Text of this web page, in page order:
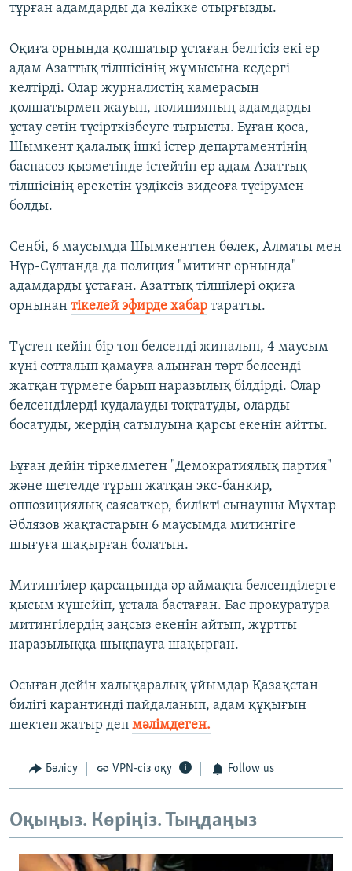
тұрған адамдарды да көлікке отырғызды.
Оқиға орнында қолшатыр ұстаған белгісіз екі ер
адам Азаттық тілшісінің жұмысына кедергі
келтірді. Олар журналистің камерасын
қолшатырмен жауып, полицияның адамдарды
ұстау сәтін түсірткізбеуге тырысты. Бұған қоса,
Шымкент қалалық ішкі істер департаментінің
баспасөз қызметінде істейтін ер адам Азаттық
тілшісінің әрекетін үздіксіз видеоға түсірумен
болды.
Сенбі, 6 маусымда Шымкенттен бөлек, Алматы мен
Нұр-Сұлтанда да полиция "митинг орнында"
адамдарды ұстаған. Азаттық тілшілері оқиға
орнынан тікелей эфирде хабар таратты.
Түстен кейін бір топ белсенді жиналып, 4 маусым
күні сотталып қамауға алынған төрт белсенді
жатқан түрмеге барып наразылық білдірді. Олар
белсенділерді қудалауды тоқтатуды, оларды
босатуды, жердің сатылуына қарсы екенін айтты.
Бұған дейін тіркелмеген "Демократиялық партия"
және шетелде тұрып жатқан экс-банкир,
оппозициялық саясаткер, билікті сынаушы Мұхтар
Әблязов жақтастарын 6 маусымда митингіге
шығуға шақырған болатын.
Митингілер қарсаңында әр аймақта белсенділерге
қысым күшейіп, ұстала бастаған. Бас прокуратура
митингілердің заңсыз екенін айтып, жұртты
наразылыққа шықпауға шақырған.
Осыған дейін халықаралық ұйымдар Қазақстан
билігі карантинді пайдаланып, адам құқығын
шектеп жатыр деп мәлімдеген.
Бөлісу VPN-сіз оқу Follow us
Оқыңыз. Көріңіз. Тыңдаңыз